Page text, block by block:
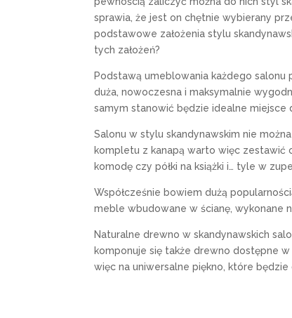
sprawia, że jest on chętnie wybierany
podstawowe założenia stylu
tych założeń?
Podstawą umeblowania każdego salonu
duża, nowoczesna i maksymalnie
samym stanowić będzie idealne miejsce
Salonu w stylu skandynawskim nie
kompletu z kanapą warto więc zestawić
komodę czy półki na książki i… tyle w
Współcześnie bowiem dużą
meble wbudowane w ścianę, wykonane
Naturalne drewno w skandynawskich
komponuje się także drewno dostępne
więc na uniwersalne piękno, które będzie